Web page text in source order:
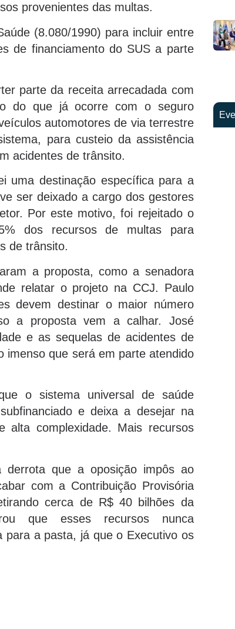
provenientes das multas.
(8.080/1990) para incluir entre
de financiamento do SUS a parte
parte da receita arrecadada com
do que já ocorre com o seguro
automotores de via terrestre
para custeio da assistência
acidentes de trânsito.
uma destinação específica para a
ser deixado a cargo dos gestores
Por este motivo, foi rejeitado o
dos recursos de multas para
de trânsito.
a proposta, como a senadora
relatar o projeto na CCJ. Paulo
devem destinar o maior número
a proposta vem a calhar. José
e as sequelas de acidentes de
imenso que será em parte atendido
o sistema universal de saúde
e deixa a desejar na
alta complexidade. Mais recursos
derrota que a oposição impôs ao
com a Contribuição Provisória
cerca de R$ 40 bilhões da
que esses recursos nunca
para a pasta, já que o Executivo os